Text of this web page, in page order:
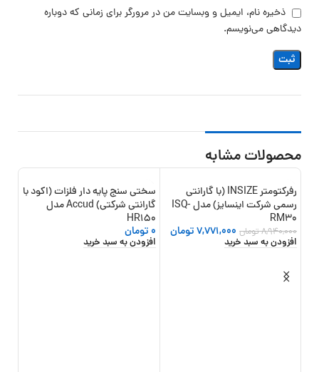
ذخیره نام، ایمیل و وبسایت من در مرورگر برای زمانی که دوباره
دیدگاهی می‌نویسم.
محصولات مشابه
-13%
رفرکتومتر INSIZE (با گارانتی
رسمی شرکت اینسایز) مدل ISQ-
RM30
8,940,000تومان 7,771,000تومان
افزودن به سبد خرید
سختی سنج پایه دار فلزات (اکود با
گارانتی شرکتی) Accud مدل
HR150
0تومان
افزودن به سبد خرید